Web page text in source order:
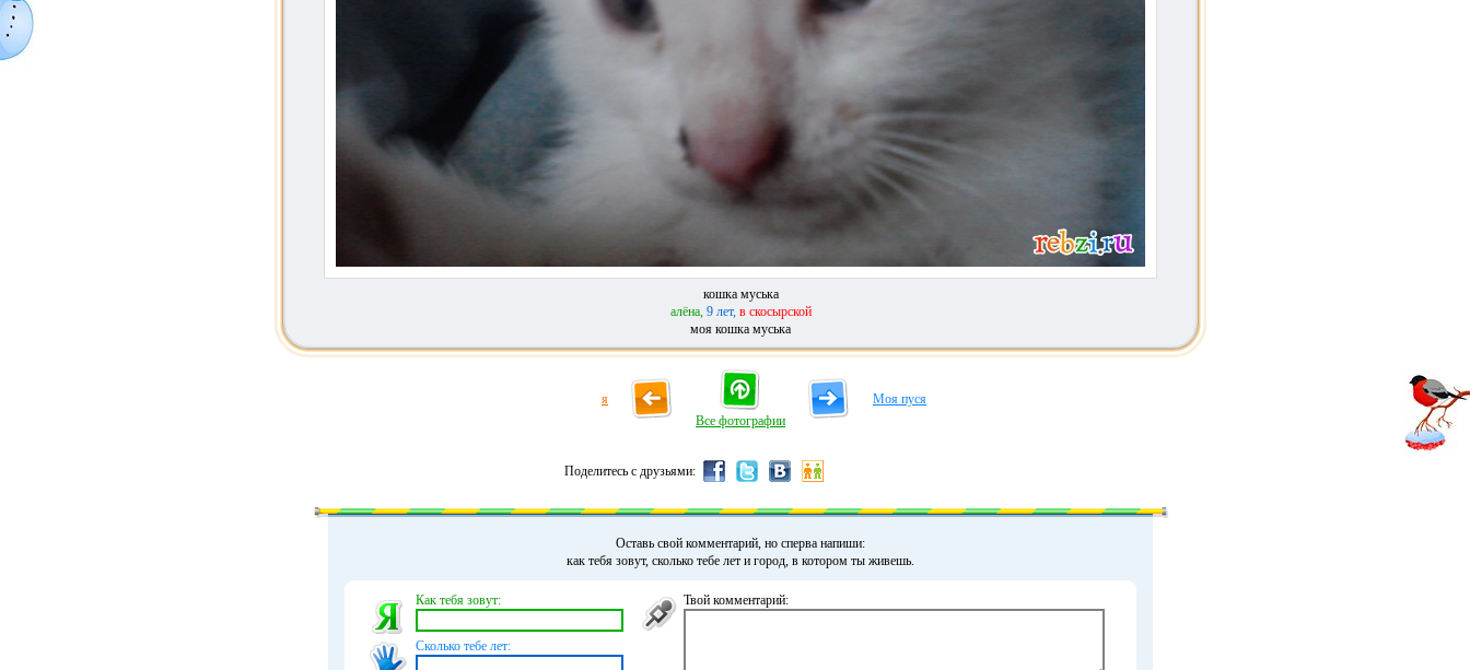
кошка муська
алёна, 9 лет, в скосырской
моя кошка муська
я
Все фотографии
Моя пуся
Поделитесь с друзьями:
Оставь свой комментарий, но сперва напиши:
как тебя зовут, сколько тебе лет и город, в котором ты живешь.
Как тебя зовут:
Сколько тебе лет:
Твой комментарий: